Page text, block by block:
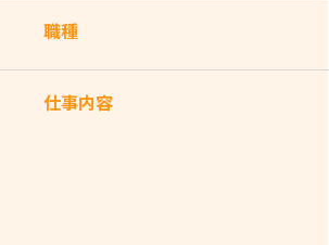
職種
仕事内容